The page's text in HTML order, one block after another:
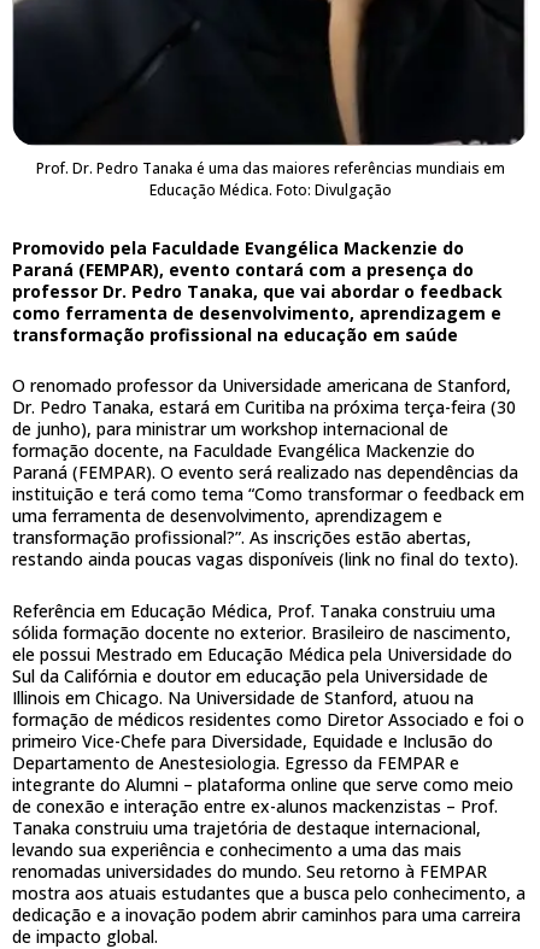
Prof. Dr. Pedro Tanaka é uma das maiores referências mundiais em
Educação Médica. Foto: Divulgação
Promovido pela Faculdade Evangélica Mackenzie do
Paraná (FEMPAR), evento contará com a presença do
professor Dr. Pedro Tanaka, que vai abordar o feedback
como ferramenta de desenvolvimento, aprendizagem e
transformação profissional na educação em saúde
O renomado professor da Universidade americana de Stanford,
Dr. Pedro Tanaka, estará em Curitiba na próxima terça-feira (30
de junho), para ministrar um workshop internacional de
formação docente, na Faculdade Evangélica Mackenzie do
Paraná (FEMPAR). O evento será realizado nas dependências da
instituição e terá como tema “Como transformar o feedback em
uma ferramenta de desenvolvimento, aprendizagem e
transformação profissional?”. As inscrições estão abertas,
restando ainda poucas vagas disponíveis (link no final do texto).
Referência em Educação Médica, Prof. Tanaka construiu uma
sólida formação docente no exterior. Brasileiro de nascimento,
ele possui Mestrado em Educação Médica pela Universidade do
Sul da Califórnia e doutor em educação pela Universidade de
Illinois em Chicago. Na Universidade de Stanford, atuou na
formação de médicos residentes como Diretor Associado e foi o
primeiro Vice-Chefe para Diversidade, Equidade e Inclusão do
Departamento de Anestesiologia. Egresso da FEMPAR e
integrante do Alumni – plataforma online que serve como meio
de conexão e interação entre ex-alunos mackenzistas – Prof.
Tanaka construiu uma trajetória de destaque internacional,
levando sua experiência e conhecimento a uma das mais
renomadas universidades do mundo. Seu retorno à FEMPAR
mostra aos atuais estudantes que a busca pelo conhecimento, a
dedicação e a inovação podem abrir caminhos para uma carreira
de impacto global.